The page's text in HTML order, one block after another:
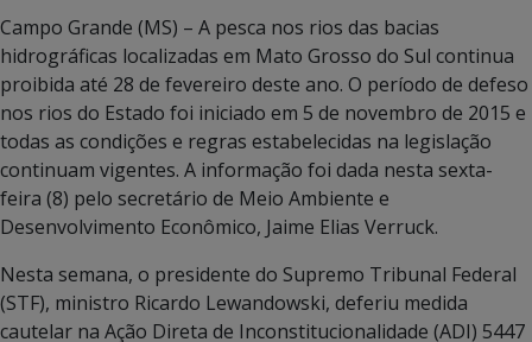
Campo Grande (MS) – A pesca nos rios das bacias
hidrográficas localizadas em Mato Grosso do Sul continua
proibida até 28 de fevereiro deste ano. O período de defeso
nos rios do Estado foi iniciado em 5 de novembro de 2015 e
todas as condições e regras estabelecidas na legislação
continuam vigentes. A informação foi dada nesta sexta-
feira (8) pelo secretário de Meio Ambiente e
Desenvolvimento Econômico, Jaime Elias Verruck.
Nesta semana, o presidente do Supremo Tribunal Federal
(STF), ministro Ricardo Lewandowski, deferiu medida
cautelar na Ação Direta de Inconstitucionalidade (ADI) 5447